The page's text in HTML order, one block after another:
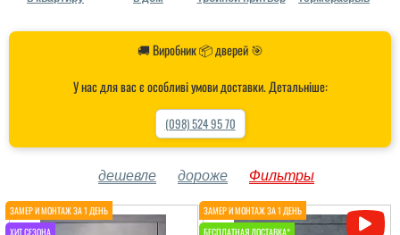
🚚 Виробник 📦 дверей 🎯
У нас для вас є особливі умови доставки. Детальніше:
(098) 524 95 70
дешевле дороже Фильтры